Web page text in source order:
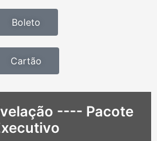
Boleto
Cartão
---- Pacote